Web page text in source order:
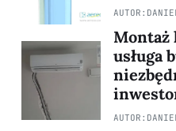
AUTOR:
Montaż
usługa
AUTOR: